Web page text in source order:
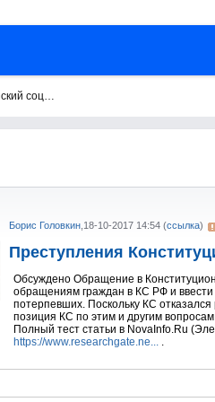
Европейский социальный форум. The European social forum.
Борис Головкин, 18-10-2017 14:54 (ссылка)
Преступления
Обсуждено Обращение в
обращениям граждан в КС РФ и
потерпевших. Поскольку КС
позиция КС по этим и другим
Полный тест статьи в NovaInfo.Ru
https://www.researchgate.ne....